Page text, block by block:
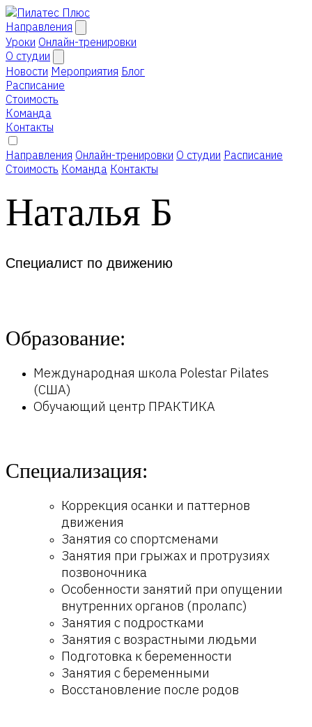
Направления
Уроки Онлайн-тренировки
О студии
Новости Мероприятия Блог
Расписание
Стоимость
Команда
Контакты
Направления Онлайн-тренировки О студии Расписание
Стоимость Команда Контакты
Наталья Б
Специалист по движению
Образование:
Международная школа Polestar Pilates
(США)
Обучающий центр ПРАКТИКА
Специализация:
Коррекция осанки и паттернов
движения
Занятия со спортсменами
Занятия при грыжах и протрузиях
позвоночника
Особенности занятий при опущении
внутренних органов (пролапс)
Занятия с подростками
Занятия с возрастными людьми
Подготовка к беременности
Занятия с беременными
Восстановление после родов